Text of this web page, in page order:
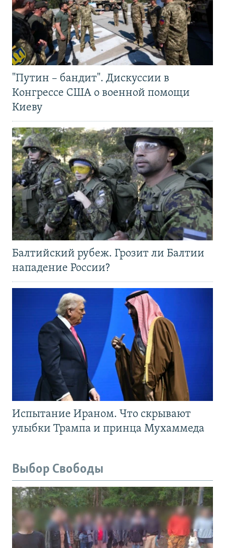
"Путин – бандит". Дискуссии в
Конгрессе США о военной помощи
Киеву
Балтийский рубеж. Грозит ли Балтии
нападение России?
Испытание Ираном. Что скрывают
улыбки Трампа и принца Мухаммеда
Выбор Свободы